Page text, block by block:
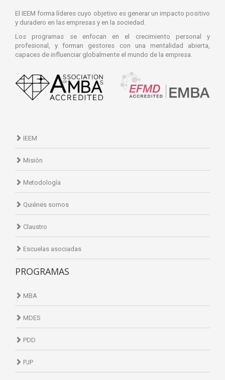
El IEEM forma líderes cuyo objetivo es generar un impacto positivo
y duradero en las empresas y en la sociedad.
Los programas se enfocan en el crecimiento personal y
profesional, y forman gestores con una mentalidad abierta,
capaces de influenciar globalmente el mundo de la empresa.
IEEM
Misión
Metodología
Quiénes somos
Claustro
Escuelas asociadas
PROGRAMAS
MBA
MDES
PDD
PJP